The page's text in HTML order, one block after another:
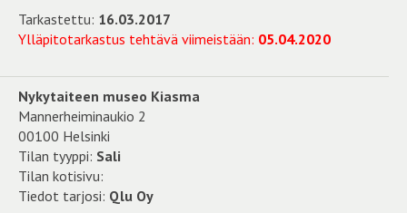
Tarkastettu: 16.03.2017
Ylläpitotarkastus tehtävä viimeistään: 05.04.2020
Nykytaiteen museo Kiasma
Mannerheiminaukio 2
00100 Helsinki
Tilan tyyppi: Sali
Tilan kotisivu:
Tiedot tarjosi: Qlu Oy